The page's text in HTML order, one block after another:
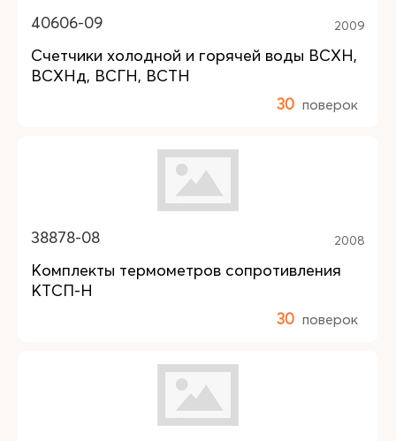
40606-09 2009
Счетчики холодной и горячей воды ВСХН,
ВСХНд, ВСГН, ВСТН
30 поверок
38878-08 2008
Комплекты термометров сопротивления
КТСП-Н
30 поверок